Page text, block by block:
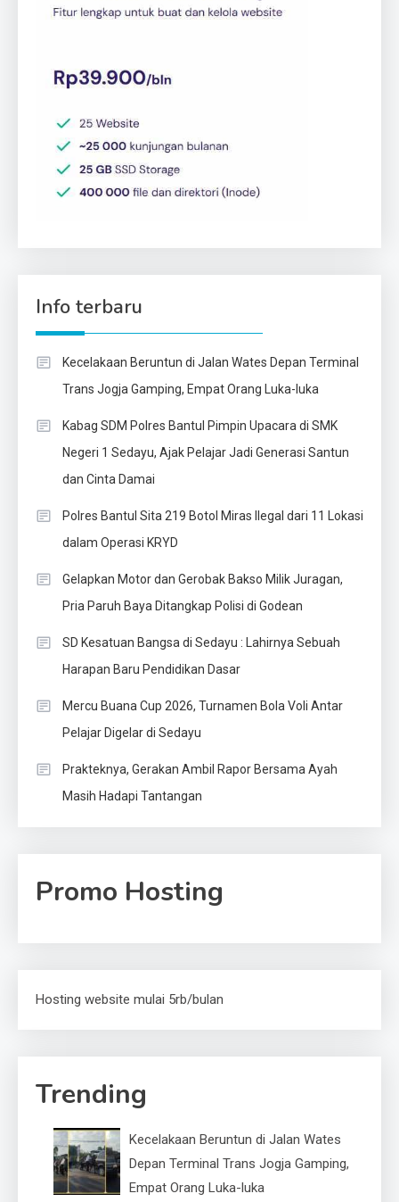
Info terbaru
Kecelakaan Beruntun di Jalan Wates Depan Terminal
Trans Jogja Gamping, Empat Orang Luka-luka
Kabag SDM Polres Bantul Pimpin Upacara di SMK
Negeri 1 Sedayu, Ajak Pelajar Jadi Generasi Santun
dan Cinta Damai
Polres Bantul Sita 219 Botol Miras Ilegal dari 11 Lokasi
dalam Operasi KRYD
Gelapkan Motor dan Gerobak Bakso Milik Juragan,
Pria Paruh Baya Ditangkap Polisi di Godean
SD Kesatuan Bangsa di Sedayu : Lahirnya Sebuah
Harapan Baru Pendidikan Dasar
Mercu Buana Cup 2026, Turnamen Bola Voli Antar
Pelajar Digelar di Sedayu
Prakteknya, Gerakan Ambil Rapor Bersama Ayah
Masih Hadapi Tantangan
Promo Hosting
Hosting website mulai 5rb/bulan
Trending
Kecelakaan Beruntun di Jalan Wates
Depan Terminal Trans Jogja Gamping,
Empat Orang Luka-luka